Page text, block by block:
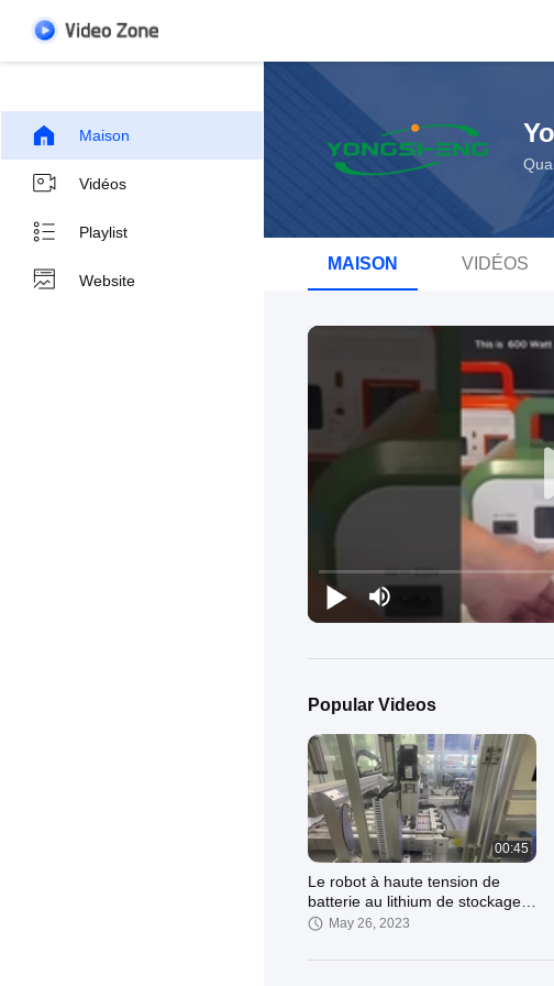
Maison
Vidéos
Playlist
Website
MAISON VIDÉOS
Popular Videos
00:45
Le robot à haute tension de
batterie au lithium de stockage
de l'énergie soude
May 26, 2023